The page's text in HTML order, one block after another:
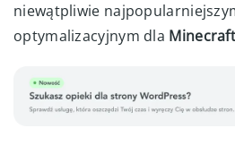
niewątpliwie
optymalizacyjnym dla